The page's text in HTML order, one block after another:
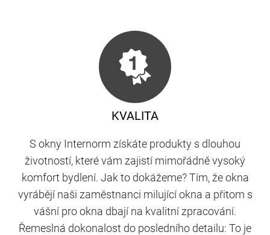
KVALITA
S okny Internorm získáte produkty s dlouhou
životností, které vám zajistí mimořádně vysoký
komfort bydlení. Jak to dokážeme? Tím, že okna
vyrábějí naši zaměstnanci milující okna a přitom s
vášní pro okna dbají na kvalitní zpracování.
Řemeslná dokonalost do posledního detailu: To je